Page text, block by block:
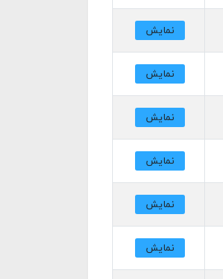
نمایش
نمایش
نمایش
نمایش
نمایش
نمایش